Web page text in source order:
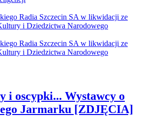
i oscypki... Wystawcy o
Jarmarku [ZDJĘCIA]